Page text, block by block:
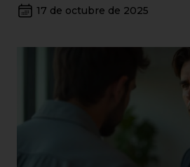
17 de octubre de 2025